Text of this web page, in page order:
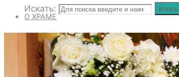
Искать: Искать:
О ХРАМЕ
РАСПИСАНИЕ БОГОСЛУЖЕНИЙ